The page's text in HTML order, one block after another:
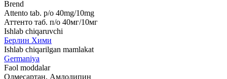
Brend
Attento tab. p/o 40mg/10mg
Аттенто таб. п/о 40мг/10мг
Ishlab chiqaruvchi
Берлин Хими
Ishlab chiqarilgan mamlakat
Germaniya
Faol moddalar
Олмесартан, Амлодипин